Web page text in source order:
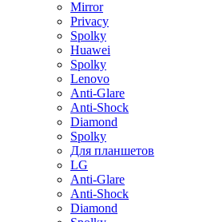
Mirror
Privacy
Spolky
Huawei
Spolky
Lenovo
Anti-Glare
Anti-Shock
Diamond
Spolky
Для планшетов
LG
Anti-Glare
Anti-Shock
Diamond